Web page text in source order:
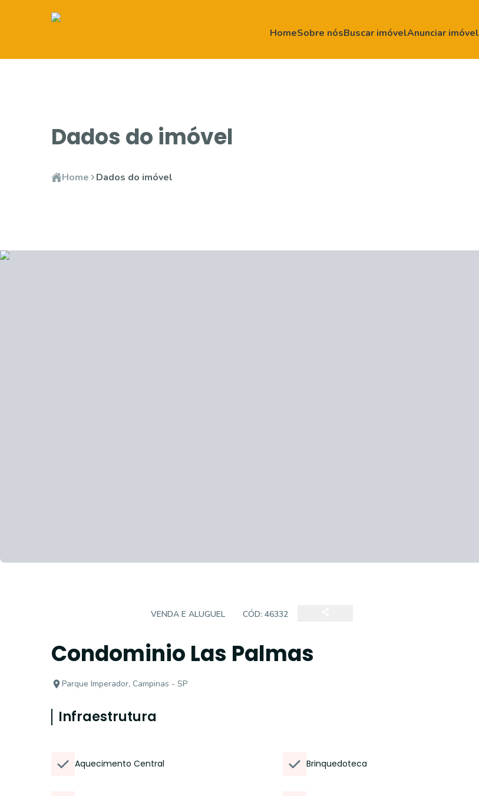
HomeSobre nósBuscar imóvelAnunciar imóvel
Dados do imóvel
Home Dados do imóvel
VENDA E ALUGUEL CÓD: 46332
Condominio Las Palmas
Parque Imperador, Campinas - SP
Infraestrutura
Aquecimento Central Brinquedoteca